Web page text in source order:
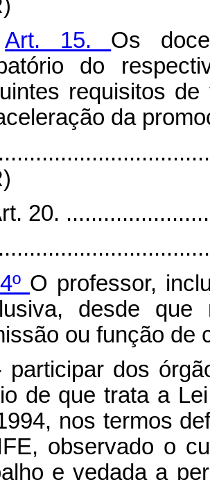
Art. 15. Os
do
requisitos
da
20.
O professor,
desde
ou função de
participar dos
de que trata a
nos termos
observado o
e vedada a